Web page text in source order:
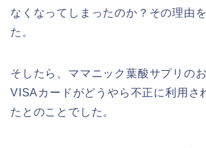
なくなってしまったのか？その理由
た。
そしたら、ママニック葉酸サプリの
VISAカードがどうやら不正に利用さ
たとのことでした。